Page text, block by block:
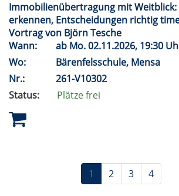
Immobilienübertragung mit Weitblick:
erkennen, Entscheidungen richtig
Vortrag von Björn Tesche
Wann:
ab Mo.02.11.2026, 19:30
Wo:
Bärenfelsschule, Mensa
Nr.:
261-V10302
Status:
Plätze frei
1 2 3 4